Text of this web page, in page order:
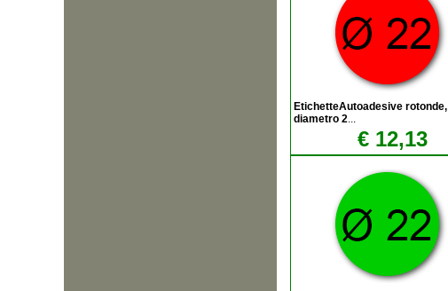
EtichetteAutoadesive rotonde,
diametro 2...
€ 12,13